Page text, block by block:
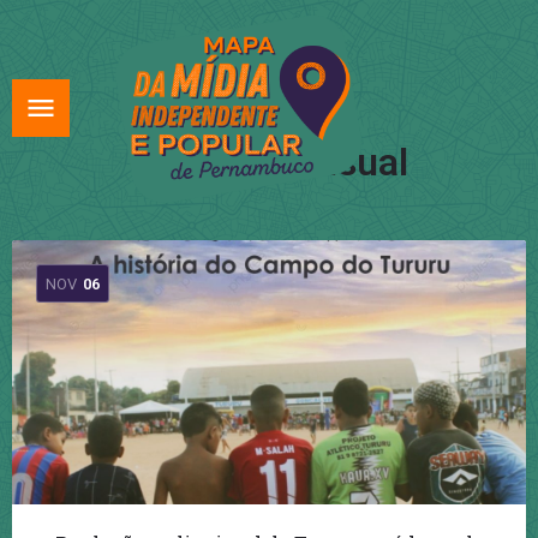
Tag:audiovisual
NOV 06